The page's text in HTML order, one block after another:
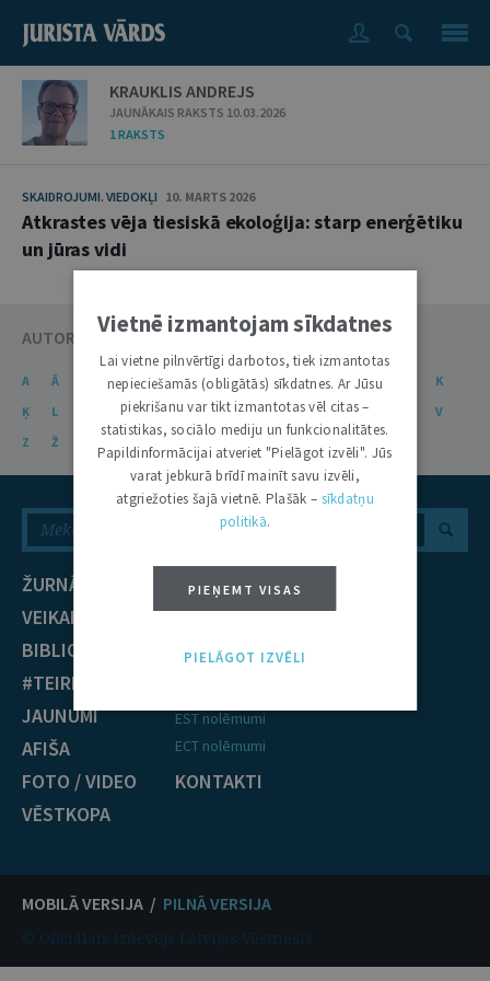
KRAUKLIS ANDREJS
JAUNĀKAIS RAKSTS 10.03.2026
1 RAKSTS
SKAIDROJUMI. VIEDOKĻI 10. MARTS 2026
Atkrastes vēja tiesiskā ekoloģija: starp enerģētiku
un jūras vidi
AUTORU KATALOGS
A Ā C Č D E Ē F G Ģ H I
K
Ķ
L N Ņ O P R S Š T
V
Z
Ž
ŽURNĀLS
VEIKALS
BIBLIOTĒKA
#TEIRDARBS
JAUNUMI
AFIŠA
FOTO / VIDEO
VĒSTKOPA
NOZARES
Krimināltiesības
EST nolēmumi
ECT nolēmumi
KONTAKTI
MOBILĀ VERSIJA / PILNĀ VERSIJA
© Oficiālais izdevējs Latvijas Vēstnesis
Vietnē izmantojam sīkdatnes
Lai vietne pilnvērtīgi darbotos, tiek izmantotas
nepieciešamās (obligātās) sīkdatnes. Ar Jūsu
piekrišanu var tikt izmantotas vēl citas –
statistikas, sociālo mediju un funkcionalitātes.
Papildinformācijai atveriet "Pielāgot izvēli". Jūs
varat jebkurā brīdī mainīt savu izvēli,
atgriežoties šajā vietnē. Plašāk – sīkdatņu
politikā.
PIEŅEMT VISAS
PIELĀGOT IZVĒLI